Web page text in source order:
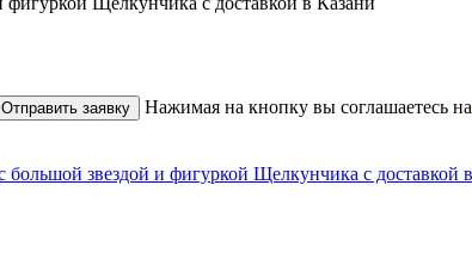
Отправить заявку Нажимая на кнопку вы соглашаетесь на